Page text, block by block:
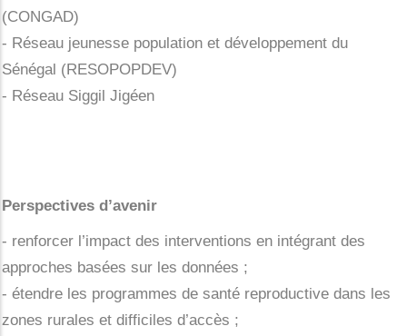
(CONGAD)
- Réseau jeunesse population et développement du
Sénégal (RESOPOPDEV)
- Réseau Siggil Jigéen
Perspectives d’avenir
- renforcer l’impact des interventions en intégrant des
approches basées sur les données ;
- étendre les programmes de santé reproductive dans les
zones rurales et difficiles d’accès ;